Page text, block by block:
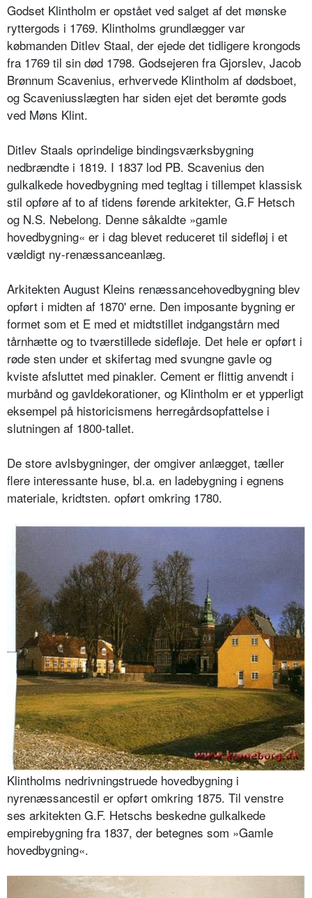
Godset Klintholm er opstået ved salget af det mønske
ryttergods i 1769. Klintholms grundlægger var
købmanden Ditlev Staal, der ejede det tidligere krongods
fra 1769 til sin død 1798. Godsejeren fra Gjorslev, Jacob
Brønnum Scavenius, erhvervede Klintholm af dødsboet,
og Scaveniusslægten har siden ejet det berømte gods
ved Møns Klint.
Ditlev Staals oprindelige bindingsværksbygning
nedbrændte i 1819. I 1837 lod PB. Scavenius den
gulkalkede hovedbygning med tegltag i tillempet klassisk
stil opføre af to af tidens førende arkitekter, G.F Hetsch
og N.S. Nebelong. Denne såkaldte »gamle
hovedbygning« er i dag blevet reduceret til sidefløj i et
vældigt ny-renæssanceanlæg.
Arkitekten August Kleins renæssancehovedbygning blev
opført i midten af 1870' erne. Den imposante bygning er
formet som et E med et midtstillet indgangstårn med
tårnhætte og to tværstillede sidefløje. Det hele er opført i
røde sten under et skifertag med svungne gavle og
kviste afsluttet med pinakler. Cement er flittig anvendt i
murbånd og gavldekorationer, og Klintholm er et ypperligt
eksempel på historicismens herregårdsopfattelse i
slutningen af 1800-tallet.
De store avlsbygninger, der omgiver anlægget, tæller
flere interessante huse, bl.a. en ladebygning i egnens
materiale, kridtsten. opført omkring 1780.
Klintholms nedrivningstruede hovedbygning i
nyrenæssancestil er opført omkring 1875. Til venstre
ses arkitekten G.F. Hetschs beskedne gulkalkede
empirebygning fra 1837, der betegnes som »Gamle
hovedbygning«.